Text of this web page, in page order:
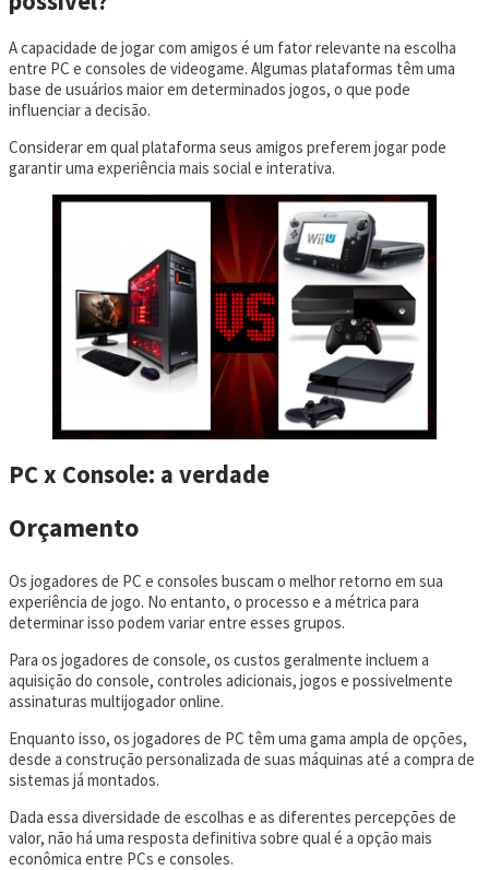
A capacidade de jogar com amigos é um fator relevante na escolha
entre PC e consoles de videogame. Algumas plataformas têm uma
base de usuários maior em determinados jogos, o que pode
influenciar a decisão.
Considerar em qual plataforma seus amigos preferem jogar pode
garantir uma experiência mais social e interativa.
PC x Console: a verdade
Orçamento
Os jogadores de PC e consoles buscam o melhor retorno em sua
experiência de jogo. No entanto, o processo e a métrica para
determinar isso podem variar entre esses grupos.
Para os jogadores de console, os custos geralmente incluem a
aquisição do console, controles adicionais, jogos e possivelmente
assinaturas multijogador online.
Enquanto isso, os jogadores de PC têm uma gama ampla de opções,
desde a construção personalizada de suas máquinas até a compra de
sistemas já montados.
Dada essa diversidade de escolhas e as diferentes percepções de
valor, não há uma resposta definitiva sobre qual é a opção mais
econômica entre PCs e consoles.